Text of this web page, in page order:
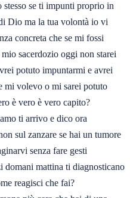
stesso se ti impunti proprio in
Dio ma la tua volontà io vi
concreta che se mi fossi
sacerdozio oggi non starei
potuto impuntarmi e avrei
mi volevo o mi sarei potuto
è vero è vero capito?
ti arrivo e dico ora
sul zanzare se hai un tumore
senza fare gesti
domani mattina ti diagnosticano
reagisci che fai?